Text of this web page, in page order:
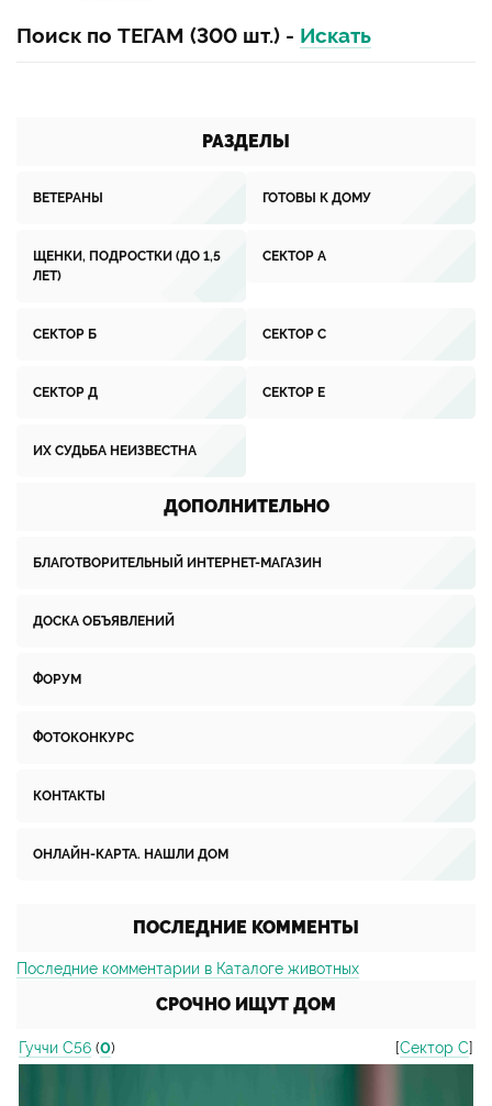
Поиск по ТЕГАМ (300 шт.) - Искать
РАЗДЕЛЫ
ВЕТЕРАНЫ ГОТОВЫ К ДОМУ
ЩЕНКИ, ПОДРОСТКИ (ДО 1,5
ЛЕТ)
СЕКТОР А
СЕКТОР Б СЕКТОР С
СЕКТОР Д СЕКТОР Е
ИХ СУДЬБА НЕИЗВЕСТНА
ДОПОЛНИТЕЛЬНО
БЛАГОТВОРИТЕЛЬНЫЙ ИНТЕРНЕТ-МАГАЗИН
ДОСКА ОБЪЯВЛЕНИЙ
ФОРУМ
ФОТОКОНКУРС
КОНТАКТЫ
ОНЛАЙН-КАРТА. НАШЛИ ДОМ
ПОСЛЕДНИЕ КОММЕНТЫ
Последние комментарии в Каталоге животных
СРОЧНО ИЩУТ ДОМ
Гуччи С56 (0) [Сектор С]